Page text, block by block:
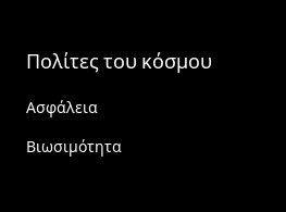
Πολίτες του κόσμου
Ασφάλεια
Βιωσιμότητα